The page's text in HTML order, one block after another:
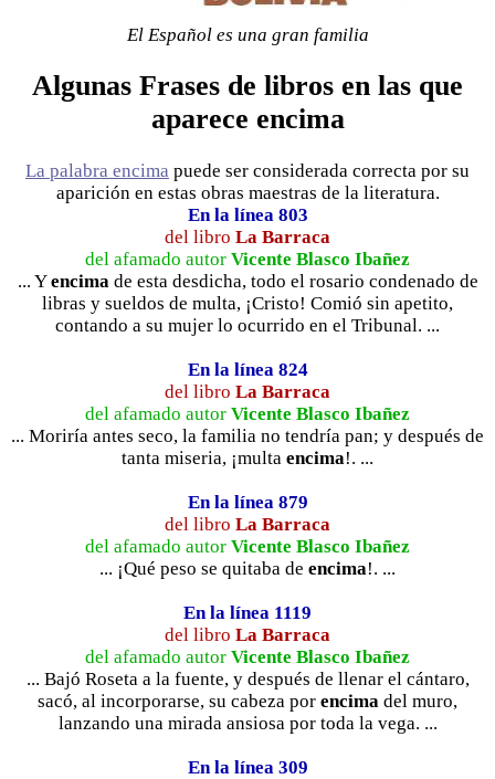
El Español es una gran familia
Algunas Frases de libros en las que
aparece encima
La palabra encima puede ser considerada correcta por su
aparición en estas obras maestras de la literatura.
En la línea 803
del libro La Barraca
del afamado autor Vicente Blasco Ibañez
... Yencimade esta desdicha, todo el rosario condenado de
libras y sueldos de multa, ¡Cristo! Comió sin apetito,
contando a su mujer lo ocurrido en el Tribunal. ...
En la línea 824
del libro La Barraca
del afamado autor Vicente Blasco Ibañez
... Moriría antes seco, la familia no tendría pan; y después de
tanta miseria, ¡multa encima!. ...
En la línea 879
del libro La Barraca
del afamado autor Vicente Blasco Ibañez
... ¡Qué peso se quitaba de encima!. ...
En la línea 1119
del libro La Barraca
del afamado autor Vicente Blasco Ibañez
... Bajó Roseta a la fuente, y después de llenar el cántaro,
sacó, al incorporarse, su cabeza por encima del muro,
lanzando una mirada ansiosa por toda la vega. ...
En la línea 309